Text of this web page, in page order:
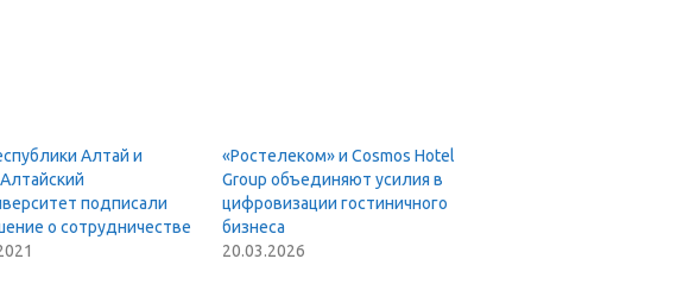
Алтай и
подписали
о сотрудничестве
«Ростелеком» и Cosmos Hotel
Group объединяют усилия в
цифровизации гостиничного
бизнеса
20.03.2026